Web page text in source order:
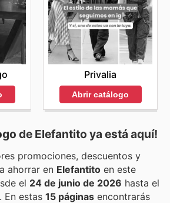
Privalia
Abrir catálogo
de Elefantito ya está aquí!
promociones, descuentos y
para ahorrar en Elefantito en este
el 24 de junio de 2026 hasta el
. En estas 15 páginas encontrarás